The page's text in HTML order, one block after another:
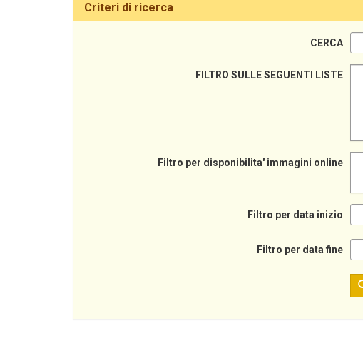
Criteri di ricerca
CERCA
FILTRO SULLE SEGUENTI LISTE
Filtro per disponibilita' immagini online
Filtro per data inizio
Filtro per data fine